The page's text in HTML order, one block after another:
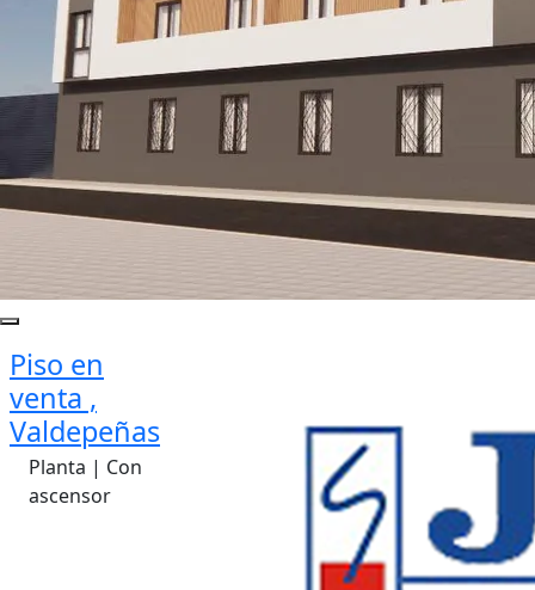
Piso en
venta ,
Valdepeñas
Planta | Con
ascensor